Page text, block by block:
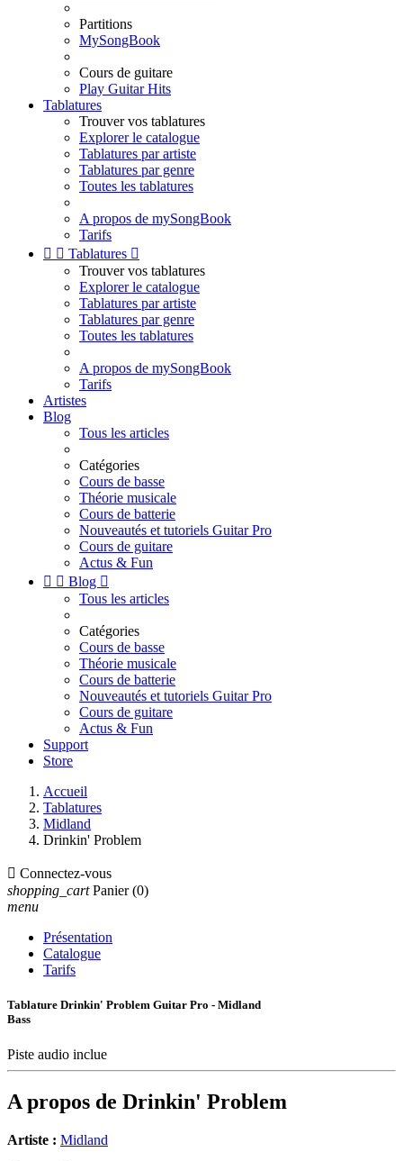
Partitions
MySongBook
Cours de guitare
Play Guitar Hits
Tablatures
Trouver vos tablatures
Explorer le catalogue
Tablatures par artiste
Tablatures par genre
Toutes les tablatures
A propos de mySongBook
Tarifs
  Tablatures 
Trouver vos tablatures
Explorer le catalogue
Tablatures par artiste
Tablatures par genre
Toutes les tablatures
A propos de mySongBook
Tarifs
Artistes
Blog
Tous les articles
Catégories
Cours de basse
Théorie musicale
Cours de batterie
Nouveautés et tutoriels Guitar Pro
Cours de guitare
Actus & Fun
  Blog 
Tous les articles
Catégories
Cours de basse
Théorie musicale
Cours de batterie
Nouveautés et tutoriels Guitar Pro
Cours de guitare
Actus & Fun
Support
Store
Accueil
Tablatures
Midland
Drinkin' Problem
 Connectez-vous
shopping_cart Panier (0)
menu
Présentation
Catalogue
Tarifs
Tablature Drinkin' Problem Guitar Pro - Midland
Bass
Piste audio inclue
A propos de Drinkin' Problem
Artiste : Midland